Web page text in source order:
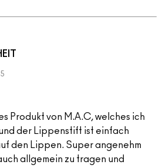
Produkt von M.A.C, welches ich
der Lippenstift ist einfach
den Lippen. Super angenehm
allgemein zu tragen und